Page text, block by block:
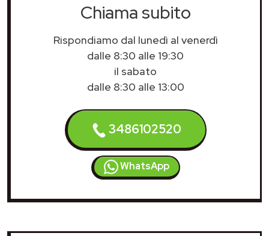
Chiama subito
Rispondiamo dal lunedì al venerdì
dalle 8:30 alle 19:30
il sabato
dalle 8:30 alle 13:00
3486102520
WhatsApp